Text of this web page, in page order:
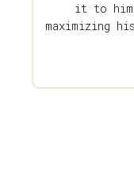
it to
maximizing